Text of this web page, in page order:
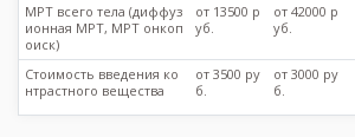
МРТ всего тела (диффуз
ионная МРТ, МРТ онкоп
оиск)
от 13500 р
уб.
от 42000 р
уб.
Стоимость введения ко
нтрастного вещества
от 3500 ру
б.
от 3000 ру
б.